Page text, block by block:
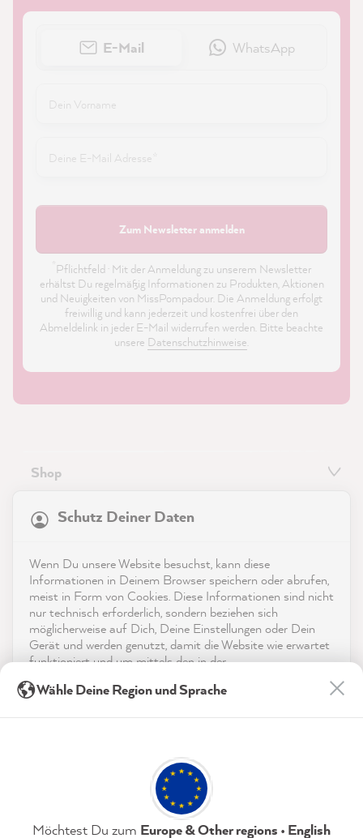
E-Mail WhatsApp
Zum Newsletter anmelden
Pflichtfeld · Mit der Anmeldung zu unserem Newsletter
erhältst Du regelmäßig Informationen zu Produkten, Aktionen
und Neuigkeiten von MissPompadour. Die Anmeldung erfolgt
freiwillig und kann jederzeit und kostenfrei über den
Abmeldelink in jeder E-Mail widerrufen werden. Bitte beachte
unsere Datenschutzhinweise.
Shop
Service
Kontakt
App herunterladen
Auszeichnungen
Schutz Deiner Daten
Wenn Du unsere Website besuchst, kann diese
Informationen in Deinem Browser speichern oder abrufen,
meist in Form von Cookies. Diese Informationen sind nicht
nur technisch erforderlich, sondern beziehen sich
möglicherweise auf Dich, Deine Einstellungen oder Dein
Gerät und werden genutzt, damit die Website wie erwartet
funktioniert und um mittels den in der
der Webseite für deren Optimierung zu analysieren sowie
(jederzeit widerruflich) diesen Datenverarbeitungen
Datenschutzerklärung Impressum Einstellungen
reviews-io
Verifizierter Kunde
MissPompadour Blau mit Seifenblasen - Der Alles
Ja Teilen
Facebook
Wähle Deine Region und Sprache
Möchtest Du zum Europe & Other regions • English